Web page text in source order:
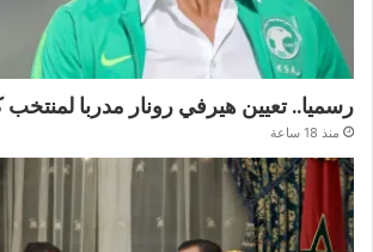
رسميا.. تعيين هيرفي رونار مدربا لمنتخب
منذ 18 ساعة